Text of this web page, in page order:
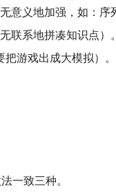
意义地加强，如：序
联系地拼凑知识点）。
游戏出成大模拟）。
一致三种。